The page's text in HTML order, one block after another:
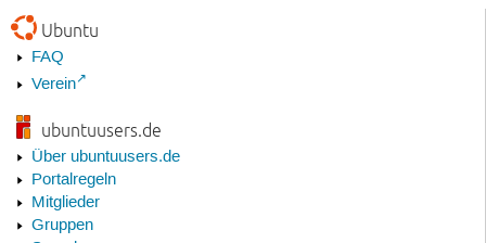
Ubuntu
FAQ
Verein
ubuntuusers.de
Über ubuntuusers.de
Portalregeln
Mitglieder
Gruppen